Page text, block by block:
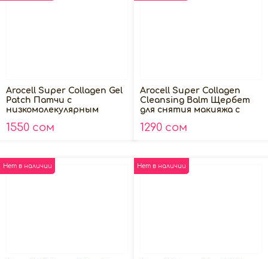
Arocell Super Collagen Gel
Patch Патчи с
низкомолекулярным
1550 сом
Arocell Super Collagen
Cleansing Balm Щербет
для снятия макияжа с
1290 сом
Нет в наличии Нет в наличии